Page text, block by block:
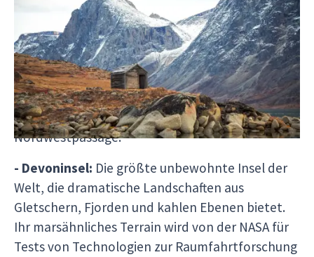
- Baffininsel: Baffininsel, die größte Insel
Kanadas und die fünftgrößte der Welt, befindet
sich im arktischen Archipel von Nunavut. Bekannt
für ihre dramatischen Landschaften und reiche
Kulturgeschichte, ist die Baffininsel ein
Höhepunkt Ihrer Kreuzfahrt durch die
Nordwestpassage.
- Devoninsel: Die größte unbewohnte Insel der
Welt, die dramatische Landschaften aus
Gletschern, Fjorden und kahlen Ebenen bietet.
Ihr marsähnliches Terrain wird von der NASA für
Tests von Technologien zur Raumfahrtforschung